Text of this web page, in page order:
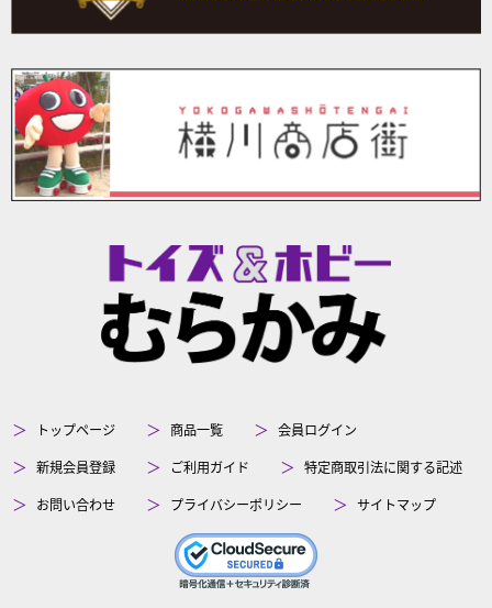
トップページ 商品一覧
会員ログイン
新規会員登録
ご利用ガイド
特定商取引法に関する記述
お問い合わせ
プライバシーポリシー サイトマップ